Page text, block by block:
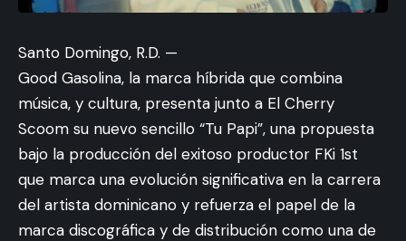
Santo Domingo, R.D. —
Good Gasolina, la marca híbrida que combina
música, y cultura, presenta junto a El Cherry
Scoom su nuevo sencillo “Tu Papi”, una propuesta
bajo la producción del exitoso productor FKi 1st
que marca una evolución significativa en la carrera
del artista dominicano y refuerza el papel de la
marca discográfica y de distribución como una de